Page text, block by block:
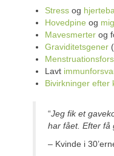
Stress og
Hovedpine og
Mavesmerter og
Graviditetsgener
Lavt
Bivirkninger
“Jeg fik et
har fået. Efter få
– Kvinde i